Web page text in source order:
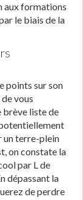
aux formations
le biais de la
points sur son
vous
brève liste de
un terre-plein
on constate la
par L de
dépassant la
de perdre